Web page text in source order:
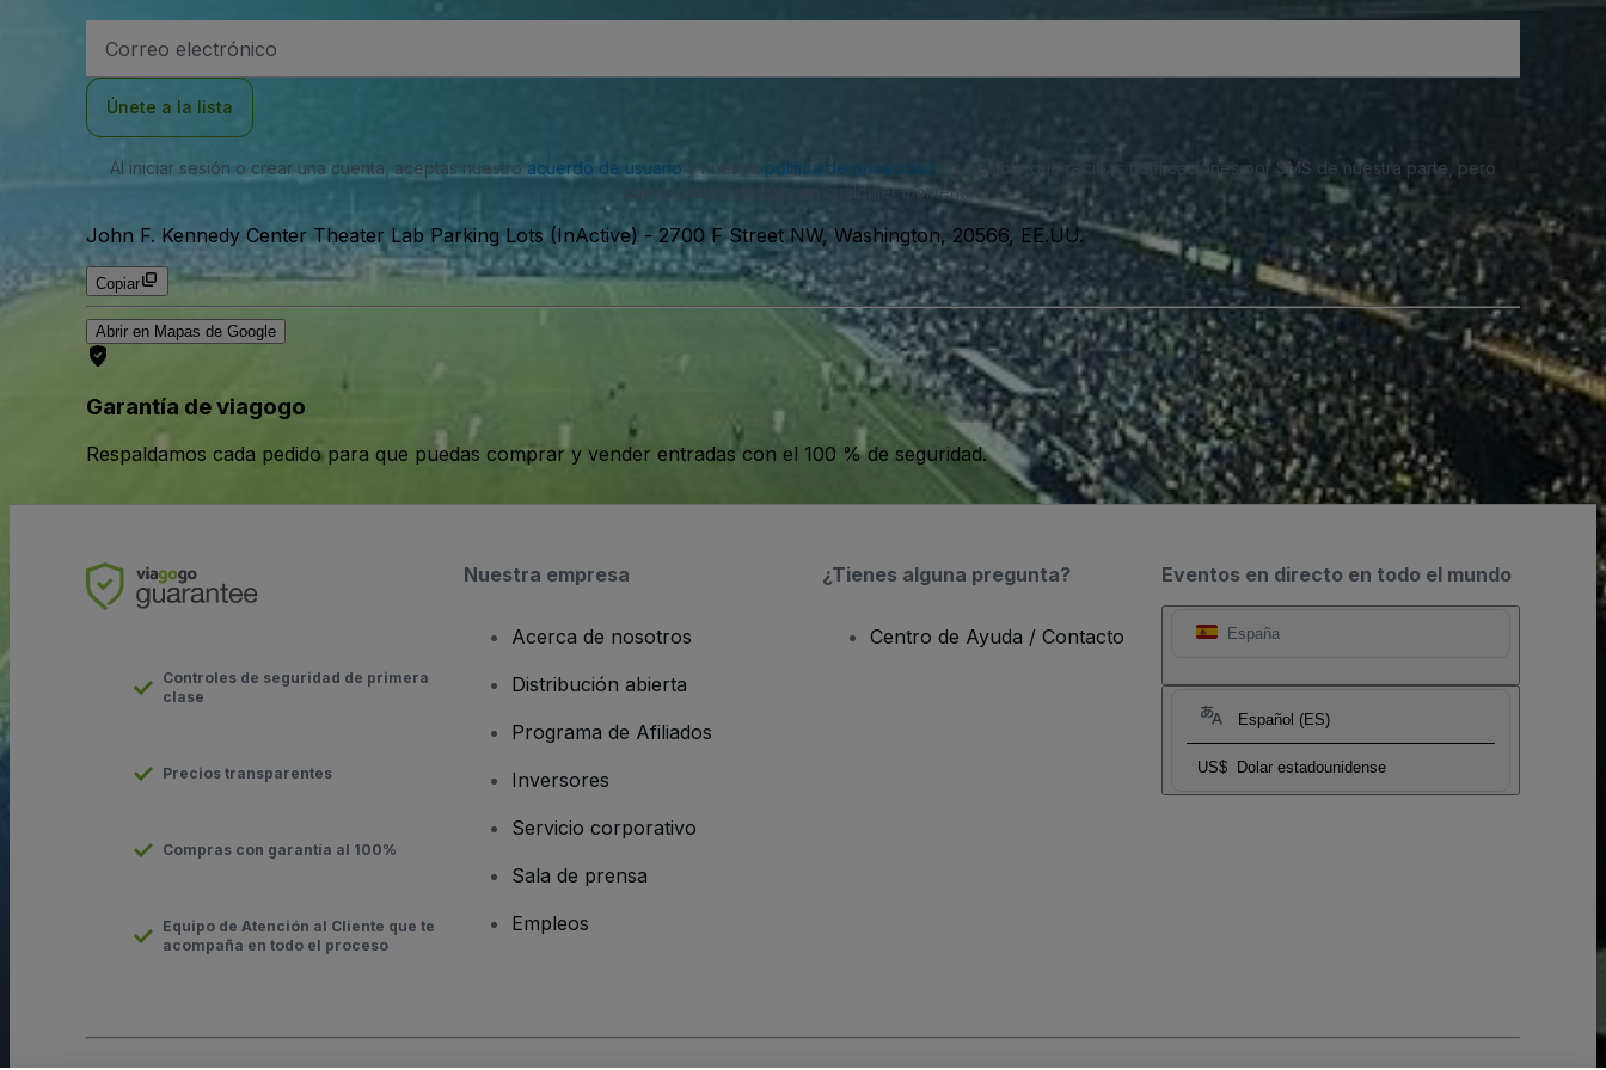
de
Únete a la lista
Al iniciar sesión o crear una cuenta, aceptas nuestro acuerdo de usuario y nuestra política de privacidad
. Es posible que recibas notificaciones por SMS de nuestra parte, pero
puedes darte de baja en cualquier momento.
John F. Kennedy Center Theater Lab Parking Lots (InActive) -2700 F Street NW, Washington, 20566, EE.UU.
Copiar
Abrir en Mapas de Google
Garantía de viagogo
Respaldamos cada pedido para que puedas comprar y vender entradas con el 100 % de seguridad.
Eventos en directo en todo el mundo
España
Español (ES)
US$ Dolar estadounidense
Controles de seguridad de primera
clase
Precios transparentes
Compras con garantía al 100%
Equipo de Atención al Cliente que te
acompaña en todo el proceso
Nuestra empresa
Acerca de nosotros
Distribución abierta
Programa de Afiliados
Inversores
Servicio corporativo
Sala de prensa
Empleos
¿Tienes alguna pregunta?
Centro de Ayuda / Contacto